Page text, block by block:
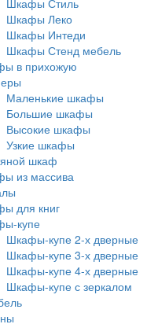
Шкафы Стиль
Шкафы Леко
Шкафы Интеди
Шкафы Стенд мебель
в прихожую
Маленькие шкафы
Большие шкафы
Высокие шкафы
Узкие шкафы
шкаф
из массива
для книг
купе
Шкафы-купе 2-х дверные
Шкафы-купе 3-х дверные
Шкафы-купе 4-х дверные
Шкафы-купе с зеркалом